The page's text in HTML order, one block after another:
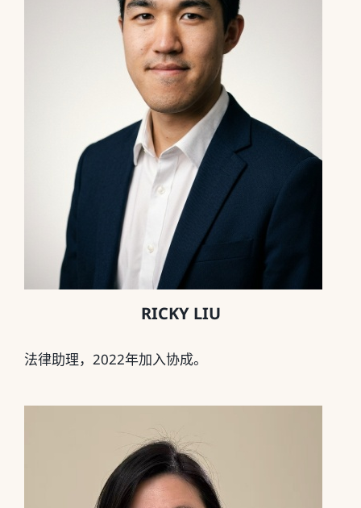
RICKY LIU
法律助理，2022年加入协成。